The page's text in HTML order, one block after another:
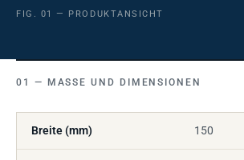
FIG. 01 — PRODUKTANSICHT
MASSE UND DIMENSIONEN
Breite (mm) 150